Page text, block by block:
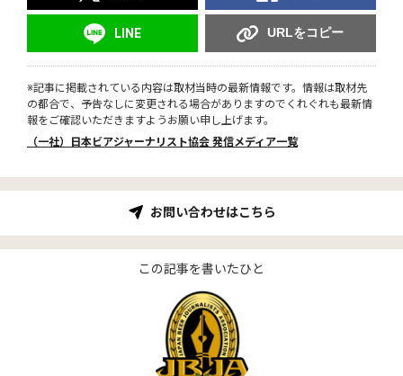
LINE URLをコピー
※記事に掲載されている内容は取材当時の最新情報です。情報は取材先
の都合で、予告なしに変更される場合がありますのでくれぐれも最新情
報をご確認いただきますようお願い申し上げます。
（一社）日本ビアジャーナリスト協会 発信メディア一覧
お問い合わせはこちら
この記事を書いたひと